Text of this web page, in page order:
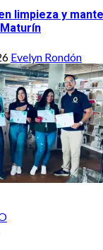
limpieza y
Evelyn Rondón